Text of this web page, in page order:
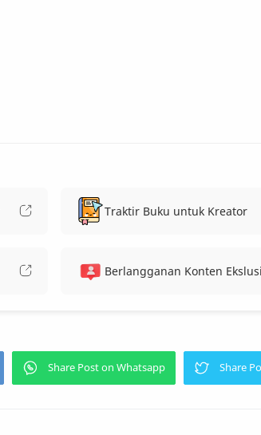
Traktir Buku untuk Kreator
Berlangganan Konten